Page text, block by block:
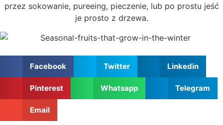
przez sokowanie, pureeing, pieczenie, lub po prostu jeść
je prosto z drzewa.
Facebook Twitter Linkedin
Pinterest Whatsapp Telegram
Email